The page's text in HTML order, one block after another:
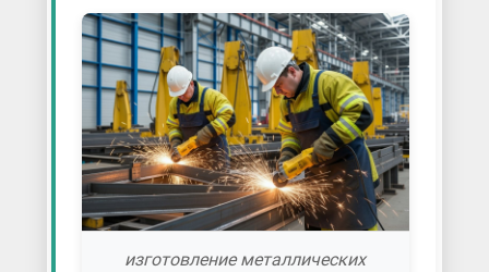
изготовление металлических